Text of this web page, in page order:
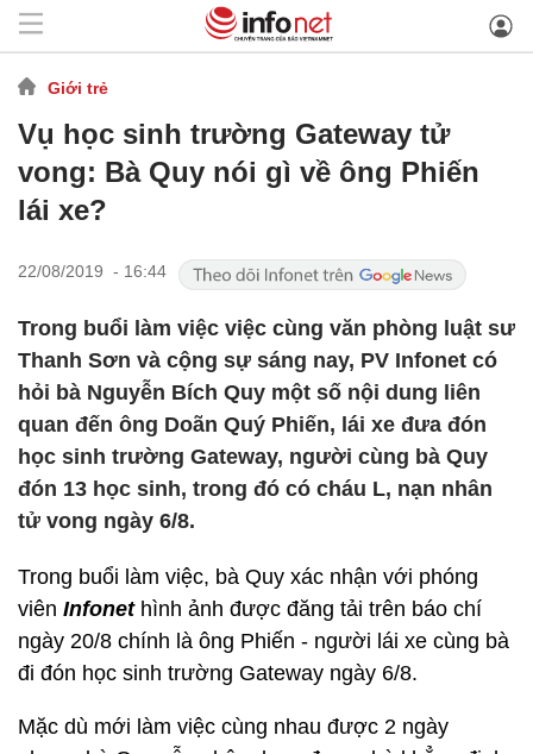
Giới trẻ
Vụ học sinh trường Gateway tử
vong: Bà Quy nói gì về ông Phiến
lái xe?
22/08/2019 - 16:44
Trong buổi làm việc việc cùng văn phòng luật sư
Thanh Sơn và cộng sự sáng nay, PV Infonet có
hỏi bà Nguyễn Bích Quy một số nội dung liên
quan đến ông Doãn Quý Phiến, lái xe đưa đón
học sinh trường Gateway, người cùng bà Quy
đón 13 học sinh, trong đó có cháu L, nạn nhân
tử vong ngày 6/8.
Trong buổi làm việc, bà Quy xác nhận với phóng
viên Infonethình ảnh được đăng tải trên báo chí
ngày 20/8 chính là ông Phiến - người lái xe cùng bà
đi đón học sinh trường Gateway ngày 6/8.
Mặc dù mới làm việc cùng nhau được 2 ngày